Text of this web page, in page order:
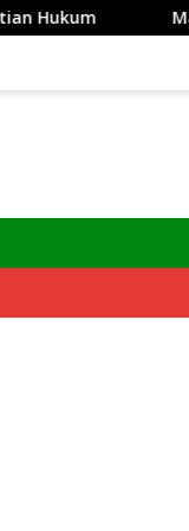
Mangkir Dua Kali,